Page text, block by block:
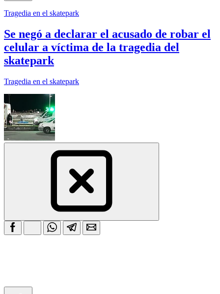
Tragedia en el skatepark
Se negó a declarar el acusado de robar el
celular a víctima de la tragedia del
skatepark
Tragedia en el skatepark